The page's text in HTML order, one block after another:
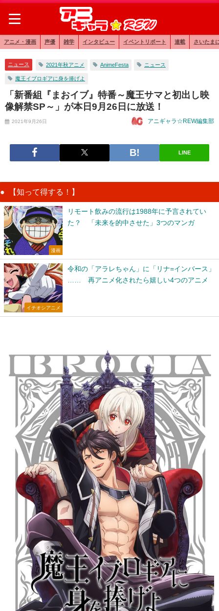
アニメ・漫画 声優 雑学 インタビュー イベントリポート 連載 さいたま
ニュース 2021年秋アニメ ​AnimeFesta ニュース
魔王イブロギアに身を捧げよ
「新番組『まおイブ』特番～魔王サマと初出し映
像解禁SP～」が本日9月26日に放送！
2021年9月26日 アニギャラ☆REW編集部
LINE
【知って得する！】
漫画
リモート飲みの流行は1988年に予言されてい
た？ 「未来を的中させた」3つのマンガ
イチオシアニメ
令和の「アラレちゃん」に「リナ=インバース」
…… 再アニメ化されたら嬉しい4つのアニメ